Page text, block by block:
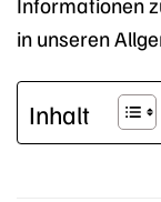
in unseren
Inhalt